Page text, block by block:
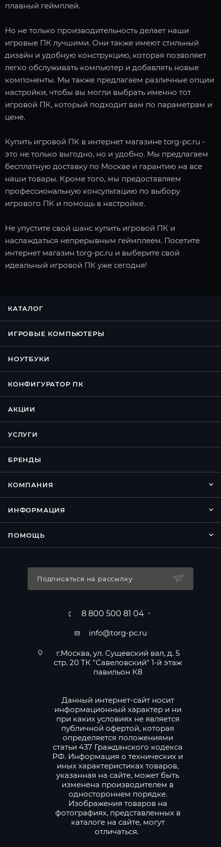
плавный геймплей.
Но не только производительность делает наши
игровые ПК лучшими. Они также имеют стильный
дизайн и удобную конструкцию, которая позволяет
легко обслуживать компьютер и добавлять новые
компоненты. Мы также предлагаем различные опции
настройки, чтобы вы могли выбрать именно тот
игровой ПК, который подходит вам по параметрам и
цене.
Купить игровой ПК в интернет магазине torg-pc.ru -
это не только выгодно, но и удобно. Мы предлагаем
бесплатную доставку по Москве и гарантию на все
наши товары. Кроме того, мы предоставляем
профессиональную консультацию по выбору
игрового ПК и помощь в настройке.
Не упустите свой шанс купить игровой ПК и
наслаждаться непрерывным геймплеем. Посетите
интернет магазин torg-pc.ru и выберите свой
идеальный игровой ПК уже сегодня!
КАТАЛОГ
ИГРОВЫЕ КОМПЬЮТЕРЫ
НОУТБУКИ
КОНФИГУРАТОР ПК
АКЦИИ
УСЛУГИ
БРЕНДЫ
КОМПАНИЯ
ИНФОРМАЦИЯ
ПОМОЩЬ
Подписаться на рассылку
8 800 500 81 04
info@torg-pc.ru
г.Москва, ул. Сущевский вал, д. 5
стр. 20 ТК "Савеловский" 1-й этаж
павильон К8
Данный интернет-сайт носит
информационный характер и ни
при каких условиях не является
публичной офертой, которая
определяется положениями
статьи 437 Гражданского кодекса
РФ. Информация о технических и
иных характеристиках товаров,
указанная на сайте, может быть
изменена производителем в
одностороннем порядке.
Изображения товаров на
фотографиях, представленных в
каталоге на сайте, могут
отличаться.